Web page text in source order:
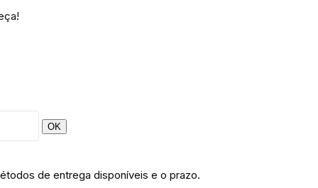
OK
de entrega disponíveis e o prazo.